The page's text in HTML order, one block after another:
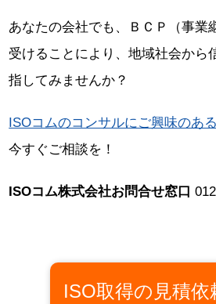
あなたの会社でも、ＢＣＰ（事業
受けることにより、地域社会から
指してみませんか？
ISOコムのコンサルにご興味のあ
今すぐご相談を！
ISOコム株式会社お問合せ窓口
ISO取得の見積依